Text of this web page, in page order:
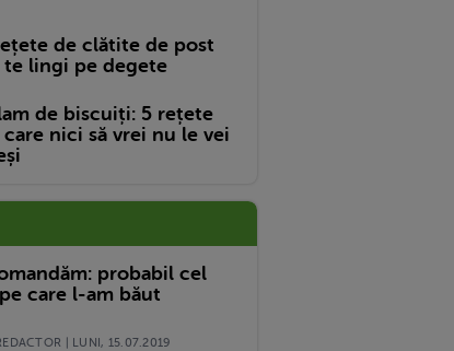
de clătite de post
te lingi pe degete
de biscuiți: 5 rețete
care nici să vrei nu le vei
probabil cel
care l-am băut
| LUNI, 15.07.2019